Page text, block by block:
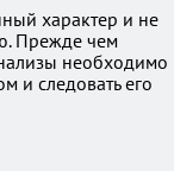
характер и не
Прежде чем
необходимо
и следовать его